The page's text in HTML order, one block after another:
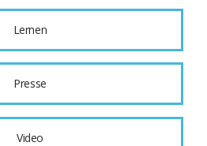
Lernen
Presse
Video